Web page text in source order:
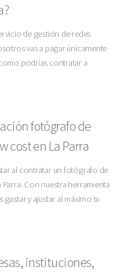
de gestión de redes
vas a pagar únicamente
podrías contratar a
fotógrafo de
cost en La Parra
al contratar un fotógrafo de
Con nuestra herramienta
y ajustar al máximo tu
instituciones,